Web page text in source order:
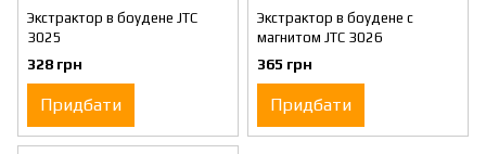
Экстрактор в боудене JTC
3025
328 грн
Придбати
Экстрактор в боудене с
магнитом JTC 3026
365 грн
Придбати